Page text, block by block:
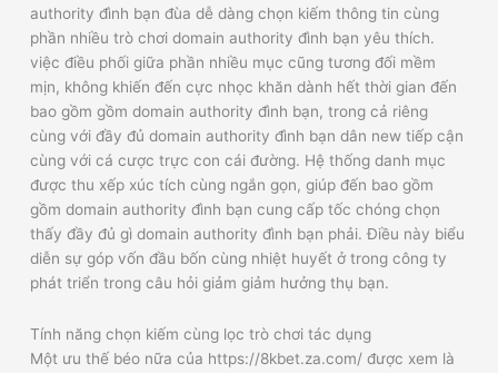
authority đình bạn đùa dễ dàng chọn kiếm thông tin cùng
phần nhiều trò chơi domain authority đình bạn yêu thích.
việc điều phối giữa phần nhiều mục cũng tương đối mềm
mịn, không khiến đến cực nhọc khăn dành hết thời gian đến
bao gồm gồm domain authority đình bạn, trong cả riêng
cùng với đầy đủ domain authority đình bạn dân new tiếp cận
cùng với cá cược trực con cái đường. Hệ thống danh mục
được thu xếp xúc tích cùng ngắn gọn, giúp đến bao gồm
gồm domain authority đình bạn cung cấp tốc chóng chọn
thấy đầy đủ gì domain authority đình bạn phải. Điều này biểu
diễn sự góp vốn đầu bốn cùng nhiệt huyết ở trong công ty
phát triển trong câu hỏi giảm giảm hưởng thụ bạn.
Tính năng chọn kiếm cùng lọc trò chơi tác dụng
Một ưu thế béo nữa của https://8kbet.za.com/ được xem là